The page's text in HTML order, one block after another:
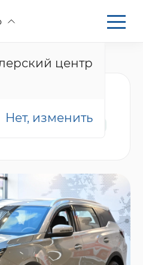
центр
Нет, изменить
T7
Гарантия